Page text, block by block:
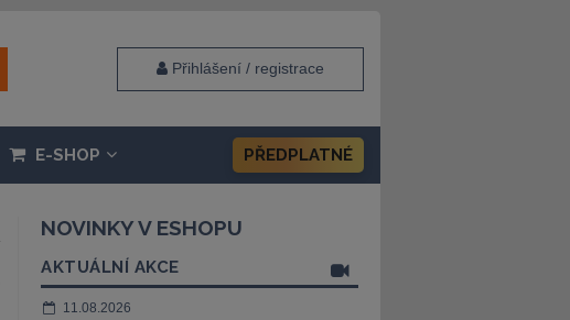
Přihlášení / registrace
E-SHOP PŘEDPLATNÉ
NOVINKY V ESHOPU
AKTUÁLNÍ AKCE
11.08.2026